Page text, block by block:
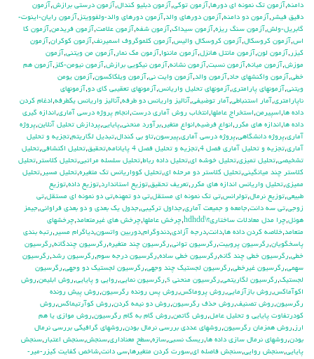
دامنه,آزمون تك نمونه اي دورها,آزمون توكي,آزمون دبليو كندال,آزمون درستي برازش,آزمون
دقيق فيشر ,آزمون دو دامنه,آزمون دورهاي والد,آزمون دورهاي والد-ولفوويتز ,آزمون رايان-اينوت-
گابريل-ولش,آزمون سنگ ريزه,آزمون سيداك,آزمون شفه,آزمون علامت,آزمون فريدمن,آزمون كا
اس,آزمون كروسكال,آزمون كروسكال واليس,آزمون كلموگروف اسميرنف,آزمون كوكران,آزمون
كيزر ,آزمون لون,آزمون مانتل هانزل,آزمون ماننوا,آزمون مك نمار ,آزمون من ويتني,آزمون
موزش,آزمون ميانه,آزمون نسبت,آزمون نشانه,آزمون نيكويي برازش,آزمون نيومن-كلز ,آزمون هم
خطي,آزمون واكنشهاي حاد,آزمون والد,آزمون وايت ني,آزمون ويلكاكسون,آزمون يومن
ويتني,آزمونهاي پارامتري,آزمونهاي تحليل واريانس,آزمونهاي تعقيبي كاي دو,آزمونهاي
ناپارامتري,آمار استنباطي,آمار توضيفي,آناليز واريانس دو طرفه,آناليز واريانس يکطرفه,ادغام كردن
داده ها,اسپيرمن,استخراج عاملها,انتخاب روش آماري درست,انجام پروژه درسي آماري,اندازه گيري
داده ها,اندازه هاي مكرر ,انواع فرضيه,انواع متغير ,برآورد منحني,پايايي,پردازش تحليل آنلاين,پروژه
آماري,پروژه دانشگاهي,پروژه درسي آماري,پيرسون,تاو بي کندال,تبديل لگاريتم,تجزيه و تحليل
آماري,تجزيه و تحليل آماري فصل 4 ,تجزيه و تحليل فصل 4 پايانامه ,تحقيق,تحليل اكتشافي,تحليل
تشخيصي,تحليل تميزي,تحليل خوشه اي,تحليل داده رباط,تحليل سلسله مراتبي,تحليل كلاستر ,تحليل
كلاستر چند ميانگيني,تحليل كلاستر دو مرحله اي,تحليل كوواريانس تك متغيره,تحليل مسير ,تحليل
مميزي,تحليل واريانس اندازه هاي مكرر ,تعريف تحقيق,توزيع استاندارد,توزيع داده,توزيع
طبيعي,توزيع نرمال,تولرانس,تي تک نمونه اي مستقل,تي دو تمهنه,تي دو نمونه اي مستقل,تي
زوجي,تي سه دانت,جامعه و جميعت آماري,جداول تركيبي,جدول يك بعدي و دو بعدي فراواني,جيمز
هوئل,چرا مدل معادلات ساختاری؟\hdhdd ,چرخش عاملها,چرخش هاي غيرمتعامد,چرخشهاي
متعامد,خلاصه كردن داده ها,دانت,درجه آزادي,دندوگرام,دوربين واتسون,دياگرام مسير ,رتبه بندي
پاسخگويان,رگرسيون پروبيت,رگرسيون تواني,رگرسيون چند متغيره,رگرسيون چندگانه,رگرسيون
خطي,رگرسيون خطي چند گانه,رگرسيون خطي ساده,رگرسيون درجه سوم,رگرسيون رشد,رگرسيون
سهمي,رگرسيون غيرخطي,رگرسيون لجستيك چند وجهي,رگرسيون لجستيك دو وجهي,رگرسيون
لجستيک,رگرسيون لگاريتمي,رگرسيون منحني s ,رگرسيون نمايي,روايي و پايايي,روش ابليمن,روش
اكوآماكس,روش بازآزمايي,روش پروماكس,روش پس رونده رگرسيون,روش پيش رونده
رگرسيون,روش تصنيف,روش حذف رگرسيون,روش دو نيمه كردن,روش كوآرتيماكس,روش
كودرتفاوت پايايي و تحليل عامل,روش گاتمن,روش گام به گام رگرسيون,روش موازي يا هم
ارز ,روش همزمان رگرسيون,روشهاي عددي بررسي نرمال بودن,روشهاي گرافيكي بررسي نرمال
بودن,روشهاي نرمال سازي داده ها,ريسك نسبي,سازه,سطح معناداري,سنجش,سنجش اعتبار ,سنجش
پايايي,سنجش روايي,سنجش فاصله اي,سورت كردن متغيرها,سي دانت,شاخص كفايت كيزر-مير-